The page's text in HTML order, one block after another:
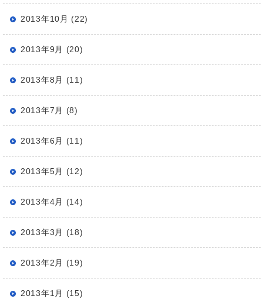
2013年10月 (22)
2013年9月 (20)
2013年8月 (11)
2013年7月 (8)
2013年6月 (11)
2013年5月 (12)
2013年4月 (14)
2013年3月 (18)
2013年2月 (19)
2013年1月 (15)